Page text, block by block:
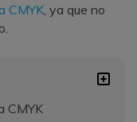
CMYK , ya que no
CMYK